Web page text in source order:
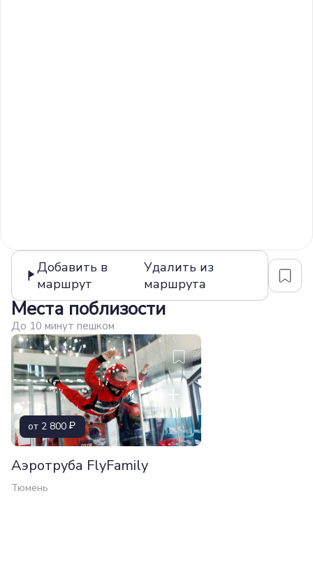
Добавить в
маршрут
Удалить из
маршрута
Места поблизости
До 10 минут пешком
от 2 800
Аэротруба FlyFamily
Тюмень